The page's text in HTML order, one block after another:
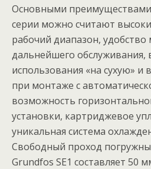
Основными преимуществами
серии можно считают
рабочий диапазон,
дальнейшего обслуживания,
использования «на сухую» и
при монтаже с
возможность
установки, картриджевое
уникальная система
Свободный проход
Grundfos SE1 составляет 50